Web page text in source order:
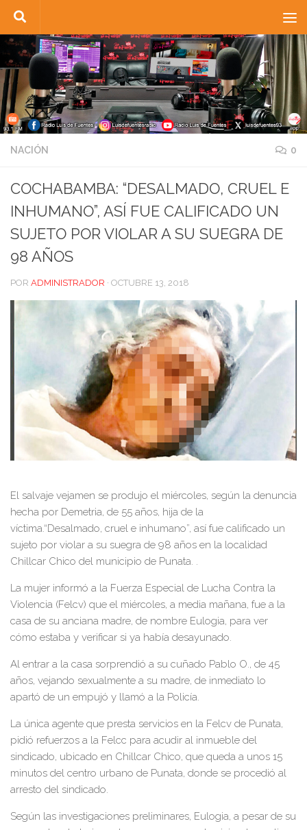
Saltar al contenido
NACIÓN 0
COCHABAMBA: “DESALMADO, CRUEL E
INHUMANO”, ASÍ FUE CALIFICADO UN
SUJETO POR VIOLAR A SU SUEGRA DE
98 AÑOS
POR ADMINISTRADOR · OCTUBRE 13, 2018
El salvaje vejamen se produjo el miércoles, según la denuncia
hecha por Demetria, de 55 años, hija de la
víctima.“Desalmado, cruel e inhumano”, así fue calificado un
sujeto por violar a su suegra de 98 años en la localidad
Chillcar Chico del municipio de Punata. .
La mujer informó a la Fuerza Especial de Lucha Contra la
Violencia (Felcv) que el miércoles, a media mañana, fue a la
casa de su anciana madre, de nombre Eulogia, para ver
cómo estaba y verificar si ya había desayunado.
Al entrar a la casa sorprendió a su cuñado Pablo O., de 45
años, vejando sexualmente a su madre, de inmediato lo
apartó de un empujó y llamó a la Policía.
La única agente que presta servicios en la Felcv de Punata,
pidió refuerzos a la Felcc para acudir al inmueble del
sindicado, ubicado en Chillcar Chico, que queda a unos 15
minutos del centro urbano de Punata, donde se procedió al
arresto del sindicado.
Según las investigaciones preliminares, Eulogia, a pesar de su